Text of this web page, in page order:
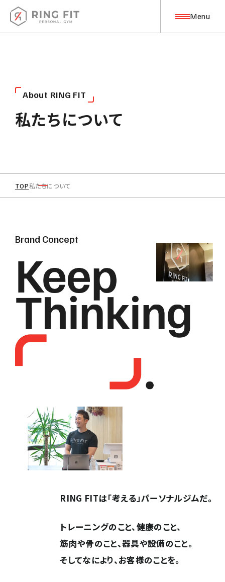
Menu
About
私たちについて
筋力トレーニング
コンディショニング
ピラティス
Price/Plan
料金プラン
Guide
入会の流れ / FAQ
Case Study
RING FITマガジン
Contact
初回体験予約 / お問い合わせ
About RING FIT
私たちについて
TOP私たちについて
Brand Concept
RING FITは「考える」パーソナルジムだ。
トレーニングのこと、健康のこと、
筋肉や骨のこと、器具や設備のこと。
そしてなにより、お客様のことを。
代表トレーナー
皆月 諒Minazuki Ryo
グやピラティスマシン、ストレッチなどを取り入れた「整
える」という点に力を入れています。また、食事管理や目
標管理など、ダイエットや健康指導に対するサポートも
私は石川県の能登町出身で、令和6年の元旦に実家が
被災しました。家族は無事でしたが家は住めなくなり
ました。人生には限りがあります。健康に気をつけてい
ても突然病気になることもあれば、自然災害に巻き込
まれることもあります。来てくださるお客様の時間も有
限です。RING FITに関わる全ての方の時間を尊重する
「パーソナルトレーニング」は最後は人対人のサービス
です。今ある身体の悩みや健康への不安などに対し、ス
タッフ一同誠心誠意全力で向き合い、誠実に対応する
ことこそ、最善の結果へ導けると考えてます！
不安点やご不明点などありましたらお気軽にお問い合
わせ下さい！
皆様のご来店ここよりお待ちしております！
Close
トレーナー
義岡 征二郎Seiziro Yoshioka
たのは高校卒業後、スポーツの専門学校の時期で、益々
のめり込んでいきました。
食べるのが好きで、太りやすいので、ダイエットなどで悩
ダイエットはもちろん、最近では、姿勢の歪みから来る
身体の不調を感じている方が多いように思います。
不調がなくなることで毎日が健やかになる喜びを実感
していただき、そこから、運動の大切さを知ってもらえた
らと思います。
そして、より多くの人にそれを伝えていきます！
Close
トレーナー
大間 陽生 Haruki Oma
“自分を変えたい“
と思ったことがきっかけで、僕はトレーニングを始めま
て、より多くの方に幸せになってもらいたい」という想い
お客様の「身体と心の悩み」にどこまでも向き合う覚悟
はできています。トレーニングやダイエットを共に乗り越
え「一緒に理想の自分」を目指していきましょう！
Close